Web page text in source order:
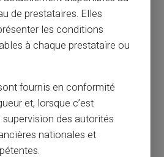
dans un service civique est
les allocations familiales.
est considéré comme un
cela peut avoir un
prises en compte, la CAF
l'indemnité perçue par l'enfant
cette indemnité bénéficie
de prestataires. Elles
les conditions
à chaque prestataire ou
fournis en conformité
et, lorsque c’est
des autorités
nationales et